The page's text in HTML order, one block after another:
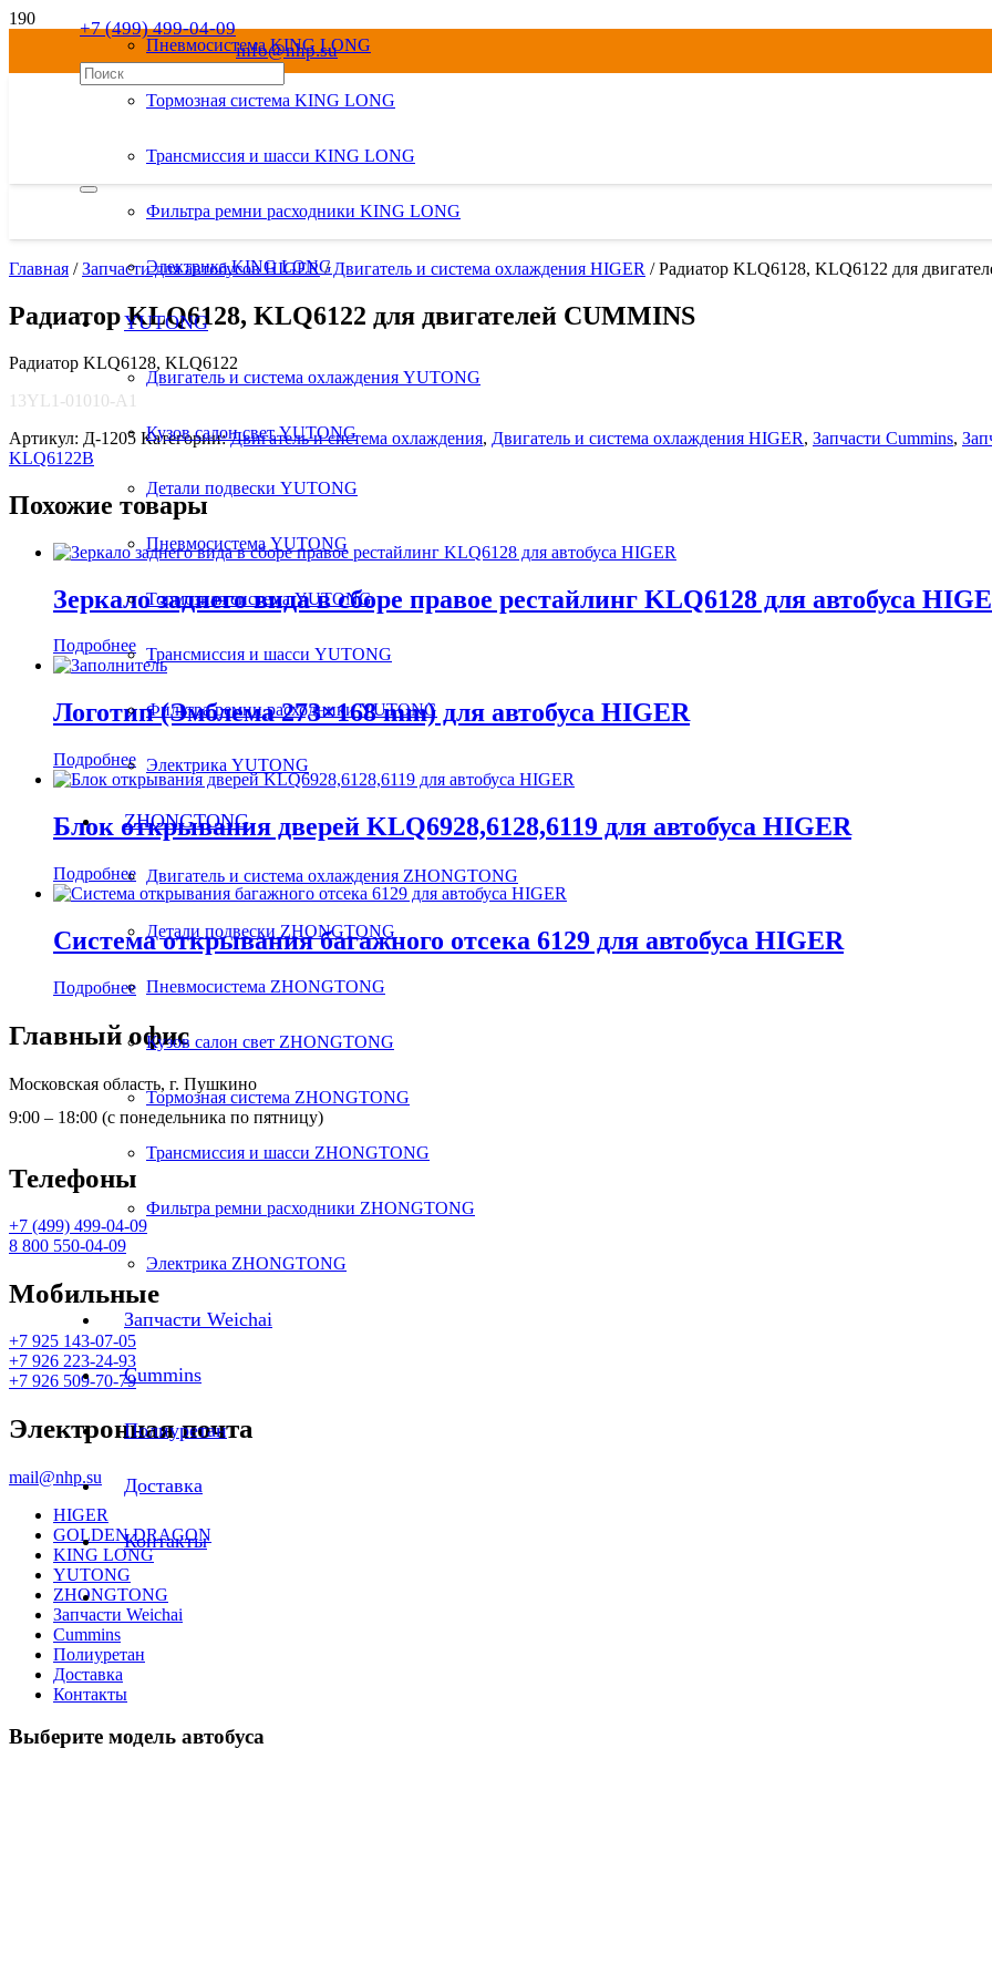
+7 (499) 499-04-09
8 800 550-04-09
info@nhp.su
Пневмосистема KING LONG
Тормозная система KING LONG
Трансмиссия и шасси KING LONG
Фильтра ремни расходники KING LONG
Электрика KING LONG
YUTONG
Двигатель и система охлаждения YUTONG
Кузов салон свет YUTONG
Детали подвески YUTONG
Пневмосистема YUTONG
Тормозная система YUTONG
Трансмиссия и шасси YUTONG
Фильтра ремни расходники YUTONG
Электрика YUTONG
ZHONGTONG
Двигатель и система охлаждения ZHONGTONG
Детали подвески ZHONGTONG
Пневмосистема ZHONGTONG
Кузов салон свет ZHONGTONG
Тормозная система ZHONGTONG
Трансмиссия и шасси ZHONGTONG
Фильтра ремни расходники ZHONGTONG
Электрика ZHONGTONG
Запчасти Weichai
Cummins
Полиуретан
Доставка
Контакты
Главная /Запчасти для автобусов HIGER/Двигатель и система охлаждения HIGER / Радиатор KLQ6128, KLQ6122 для
Радиатор KLQ6128, KLQ6122 для двигателей CUMMINS
Радиатор KLQ6128, KLQ6122
13YL1-01010-A1
Артикул: Д-1205 Категории:Двигатель и система охлаждения, Двигатель и система охлаждения HIGER, Запчасти Cummins,
KLQ6122B
Похожие товары
Зеркало заднего вида в сборе правое рестайлинг KLQ6128 для автобуса
Подробнее
Логотип (Эмблема 273×168 mm) для автобуса HIGER
Подробнее
Блок открывания дверей KLQ6928,6128,6119 для автобуса HIGER
Подробнее
Система открывания багажного отсека 6129 для автобуса HIGER
Подробнее
Главный офис
Московская область, г. Пушкино
9:00 – 18:00 (с понедельника по пятницу)
Телефоны
+7 (499) 499-04-09
8 800 550-04-09
Мобильные
+7 925 143-07-05
+7 926 223-24-93
+7 926 509-70-79
Электронная почта
mail@nhp.su
HIGER
GOLDEN DRAGON
KING LONG
YUTONG
ZHONGTONG
Запчасти Weichai
Cummins
Полиуретан
Доставка
Контакты
Выберите модель автобуса